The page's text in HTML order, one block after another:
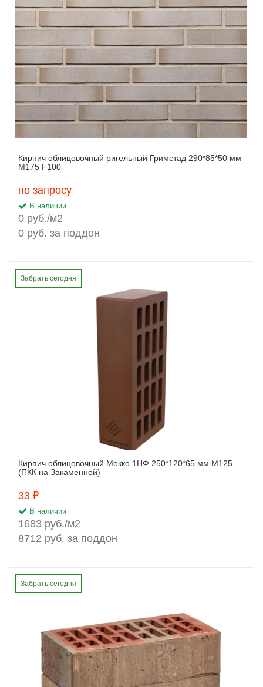
Кирпич облицовочный ригельный Гримстад 290*85*50 мм
М175 F100
по запросу
В наличии
0 руб./м2
0 руб. за поддон
Забрать сегодня
Заказать
Кирпич облицовочный Мокко 1НФ 250*120*65 мм М125
(ПКК на Закаменной)
33 ₽
В наличии
1683 руб./м2
8712 руб. за поддон
Забрать сегодня